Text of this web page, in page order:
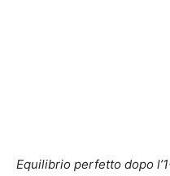
Equilibrio perfetto dopo